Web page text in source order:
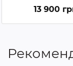
13 900